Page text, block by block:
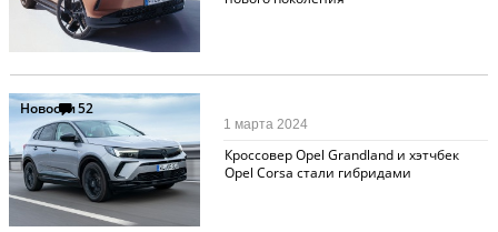
Новости52
Кроссовер Opel Grandland и хэтчбек
Opel Corsa стали гибридами
1 марта 2024